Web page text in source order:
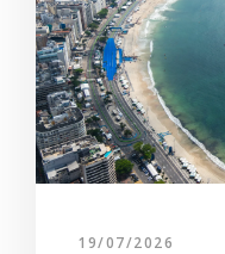
19/07/2026